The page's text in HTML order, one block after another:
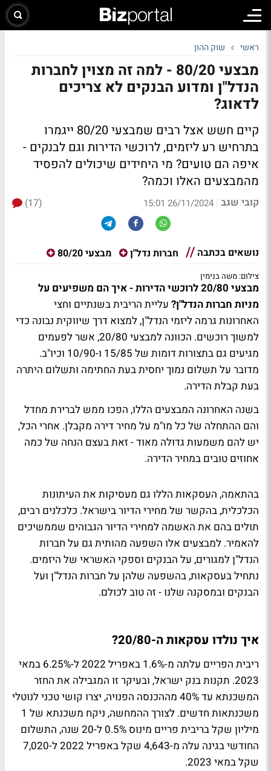
ראשי שוק ההון
מבצעי 80/20 - למה זה מצוין לחברות
הנדל"ן ומדוע הבנקים לא צריכים
לדאוג?
קיים חשש אצל רבים שמבצעי 80/20 ייגמרו
בתרחיש רע ליזמים, לרוכשי הדירות וגם לבנקים -
איפה הם טועים? מי היחידים שיכולים להפסיד
מהמבצעים האלו וכמה?
קובי שגב |
26/11/2024 15:01
(17)
נושאים בכתבה חברות נדל"ן מבצעי 80/20
צילום: משה בנימין
מבצעי 20/80 לרוכשי הדירות - איך הם משפיעים על
מניות חברות הנדל"ן? עליית הריבית בשנתיים וחצי
האחרונות גרמה ליזמי הנדל"ן, למצוא דרך שיווקית נבונה כדי
למשוך רוכשים. הכוונה למבצעי 20/80, אשר לפעמים
מגיעים גם בתצורות דומות של 15/85 ו-10/90 וכיו"ב.
מדובר על תשלום נמוך יחסית בעת החתימה ותשלום היתרה
בעת קבלת הדירה.
בשנה האחרונה המבצעים הללו, הפכו ממש לברירת מחדל
והם ההתחלה של כל מו"מ על מחיר דירה מקבלן. אחרי הכל,
יש להם משמעות גדולה מאוד - זאת בעצם הנחה של כמה
אחוזים טובים במחיר הדירה.
בהתאמה, העסקאות הללו גם מעסיקות את העיתונות
הכלכלית, בהקשר של מחירי הדיור בישראל. כלכלנים רבים,
תולים בהם את האשמה למחירי הדיור הגבוהים שממשיכים
להאמיר. למבצעים אלו השפעה מהותית גם על חברות
הנדל"ן למגורים, על הבנקים וספקי האשראי של היזמים.
נתחיל בעסקאות, בהשפעה שלהן על חברות הנדל"ן ועל
הבנקים ובמסקנה שלנו - זה טוב לכולם.
איך נולדו עסקאות ה-20/80?
ריבית הפריים עלתה מ-1.6% באפריל 2022 ל-6.25% במאי
2023. תקנות בנק ישראל, ובעיקר זו המגבילה את החזר
המשכנתא עד 40% מההכנסה הפנויה, יצרו קושי טכני לנוטלי
משכנתאות חדשים. לצורך ההמחשה, ניקח משכנתא של 1
מיליון שקל בריבית פריים מינוס 0.5% ל-20 שנה, התשלום
החודשי בגינה עלה מ-4,643 שקל באפריל 2022 ל-7,020
שקל במאי 2023.